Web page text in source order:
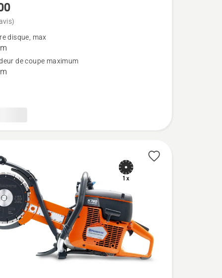
disque, max
de coupe maximum